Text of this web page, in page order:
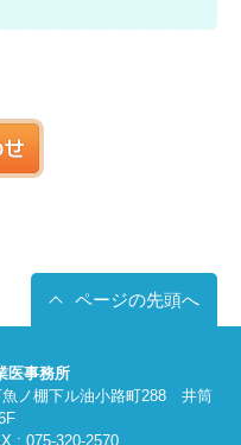
ページの先頭へ
医事務所
ノ棚下ル油小路町288 井筒
: 075-320-2570